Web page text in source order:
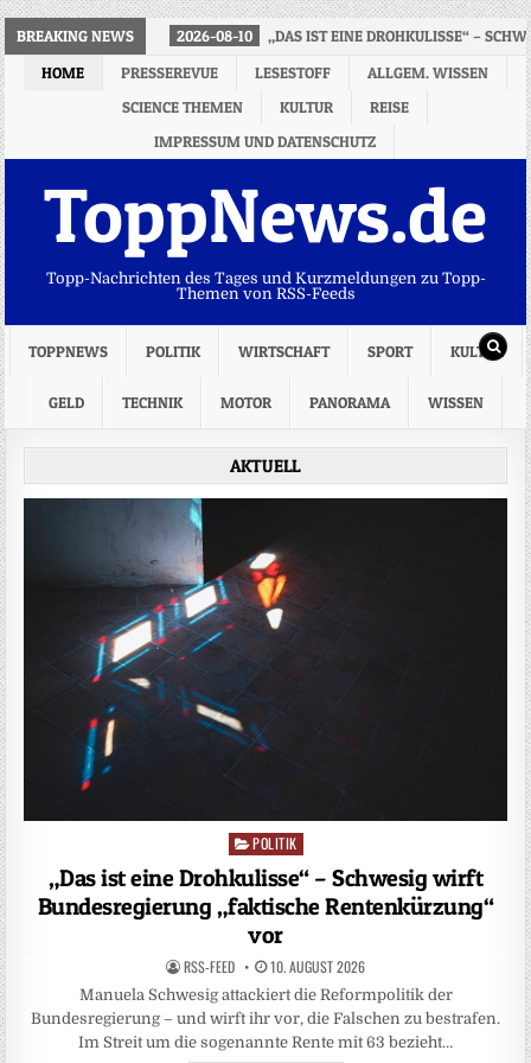
BREAKING NEWS 2026-08-10
„DAS IST EINE DROHKULISSE“ –
HOME
PRESSEREVUE LESESTOFF
ALLGEM. WISSEN
SCIENCE THEMEN
KULTUR
REISE
IMPRESSUM UND DATENSCHUTZ
ToppNews.de
Topp-Nachrichten des Tages und Kurzmeldungen zu Topp-
Themen von RSS-Feeds
TOPPNEWS POLITIK WIRTSCHAFT SPORT KULTUR
GELD TECHNIK MOTOR PANORAMA WISSEN
AKTUELL
Posted
in
POLITIK
„Das ist eine Drohkulisse“ – Schwesig wirft
Bundesregierung „faktische Rentenkürzung“
vor
RSS-FEED 10. AUGUST 2026
Manuela Schwesig attackiert die Reformpolitik der
Bundesregierung – und wirft ihr vor, die Falschen zu bestrafen.
Im Streit um die sogenannte Rente mit 63 bezieht…